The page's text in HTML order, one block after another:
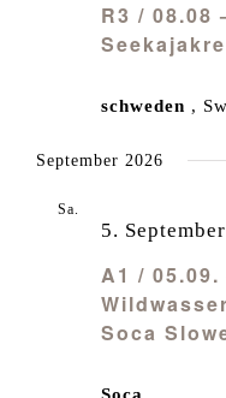
R3 / 08.08
schweden ,
September 2026
Sa.
A1 / 05.09.
Soca
5. September